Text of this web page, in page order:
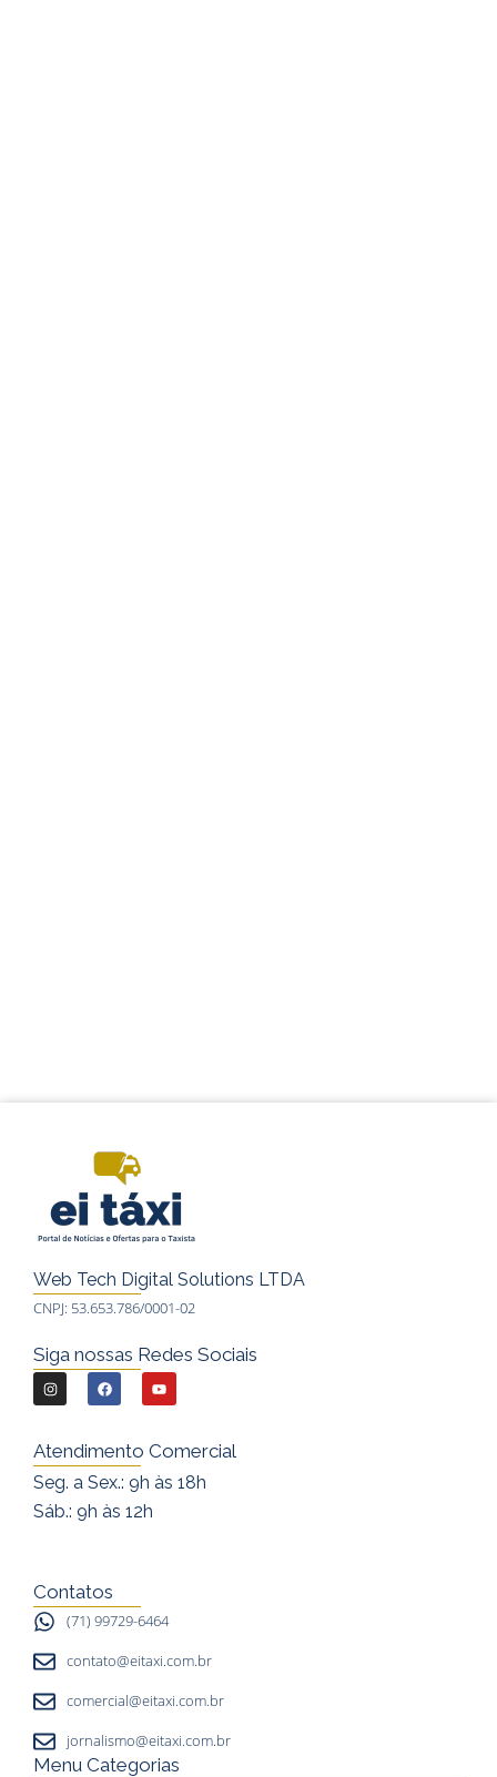
Web Tech Digital Solutions LTDA
CNPJ: 53.653.786/0001-02
Siga nossas Redes Sociais
I
n
s
t
a
g
m
F
a
e
b
o
Y
o
u
u
Atendimento Comercial
Seg. a Sex.: 9h às 18h
Sáb.: 9h às 12h
Contatos
(71) 99729-6464
contato@eitaxi.com.br
comercial@eitaxi.com.br
jornalismo@eitaxi.com.br
Menu Categorias